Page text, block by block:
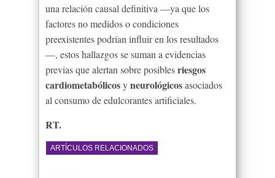
una relación causal definitiva —ya que los
factores no medidos o condiciones
preexistentes podrían influir en los resultados
—, estos hallazgos se suman a evidencias
previas que alertan sobre posiblesriesgos
cardiometabólicosyneurológicosasociados
al consumo de edulcorantes artificiales.
RT.
ARTÍCULOS RELACIONADOS